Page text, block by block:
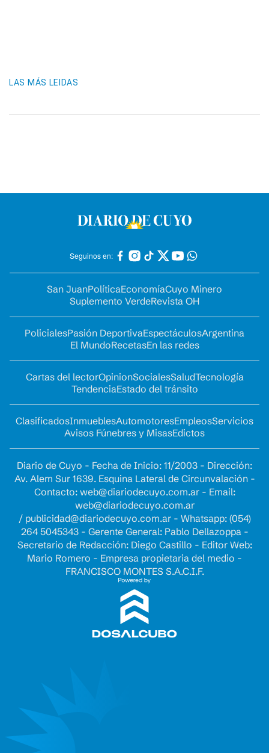
LAS MÁS LEIDAS
Seguinos en:
San JuanPolíticaEconomíaCuyo Minero
Suplemento VerdeRevista OH
PolicialesPasión DeportivaEspectáculosArgentina
El MundoRecetasEn las redes
Cartas del lectorOpinionSocialesSaludTecnología
TendenciaEstado del tránsito
ClasificadosInmueblesAutomotoresEmpleosServicios
Avisos Fúnebres y MisasEdictos
Diario de Cuyo - Fecha de Inicio: 11/2003 - Dirección:
Av. Alem Sur 1639. Esquina Lateral de Circunvalación -
Contacto: web@diariodecuyo.com.ar- Email:
web@diariodecuyo.com.ar
/ publicidad@diariodecuyo.com.ar- Whatsapp: (054)
264 5045343 - Gerente General: Pablo Dellazoppa -
Secretario de Redacción: Diego Castillo - Editor Web:
Mario Romero - Empresa propietaria del medio -
FRANCISCO MONTES S.A.C.I.F.